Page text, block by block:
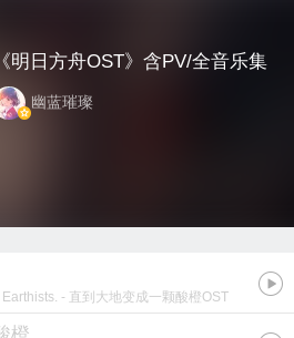
《明日方舟OST》含PV/全音乐集
幽蓝璀璨
- 直到大地变成一颗酸橙OST